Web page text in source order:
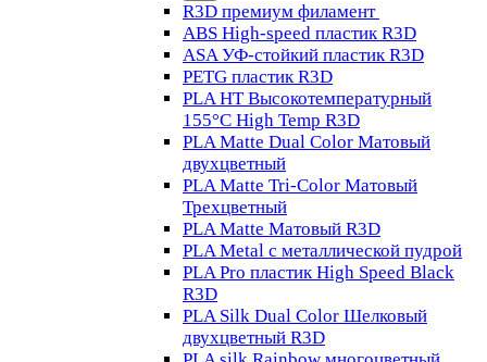
R3D премиум филамент
ABS High-speed пластик R3D
ASA УФ-стойкий пластик R3D
PETG пластик R3D
PLA HT Высокотемпературный
155°C High Temp R3D
PLA Matte Dual Color Матовый
двухцветный
PLA Matte Tri-Color Матовый
Трехцветный
PLA Matte Матовый R3D
PLA Metal с металлической пудрой
PLA Pro пластик High Speed Black
R3D
PLA Silk Dual Color Шелковый
двухцветный R3D